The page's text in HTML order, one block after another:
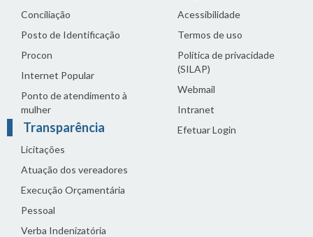
Conciliação
Posto de Identificação
Procon
Internet Popular
Ponto de atendimento à
mulher
Transparência
Licitações
Atuação dos vereadores
Execução Orçamentária
Pessoal
Verba Indenizatória
Acessibilidade
Termos de uso
Política de privacidade
(SILAP)
Webmail
Intranet
Efetuar Login